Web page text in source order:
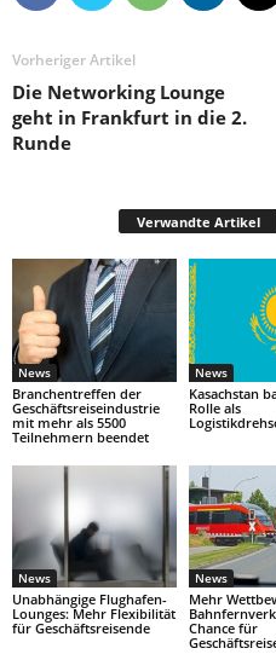
Vorheriger Artikel
Die Networking Lounge
geht in Frankfurt in die 2.
Runde
Verwandte Artikel
News
Branchentreffen der
Geschäftsreiseindustrie
mit mehr als 5500
Teilnehmern beendet
News
Kasachstan
Rolle als
News
Unabhängige Flughafen-
Lounges: Mehr Flexibilität
für Geschäftsreisende
News
Mehr
Chance für